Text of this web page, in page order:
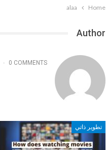
Home
alaa
Author
0 COMMENTS
تطوير ذاتي